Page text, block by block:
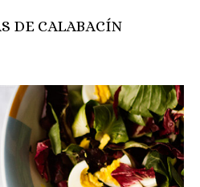
DE CALABACÍN